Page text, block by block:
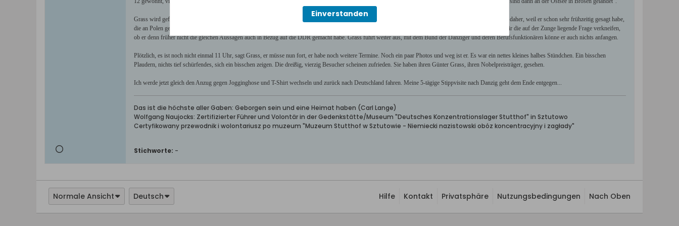
Grass wird gefragt, warum er in Deutschland umstritten sei. Das habe kürzlich der Apostolische Visitator Johannes Bieler angedeutet. Er antwortet, das käme daher, weil er schon sehr frühzeitig gesagt habe,
die an Polen gefallenen Gebiete seien für immer verloren. Er sei dafür eingetreten, die Grenzen anzuerkennen und sich mit Polen zu verständigen. Ich muss mir die auf der Zunge liegende Frage verkneifen,
ob er denn früher nicht die gleichen Aussagen auch in Bezug auf die DDR gemacht habe. Grass führt weiter aus, mit dem Bund der Danziger und deren Berufsfunktionären könne er auch nichts anfangen.
Plötzlich, es ist noch nicht einmal 11 Uhr, sagt Grass, er müsse nun fort, er habe noch weitere Termine. Noch ein paar Photos und weg ist er. Es war ein nettes kleines halbes Stündchen. Ein bisschen
Plaudern, nichts tief schürfendes, sich ein bisschen zeigen. Die dreißig, vierzig Besucher scheinen zufrieden. Sie haben ihren Günter Grass, ihren Nobelpreisträger, gesehen.
Ich werde jetzt gleich den Anzug gegen Jogginghose und T-Shirt wechseln und zurück nach Deutschland fahren. Meine 5-tägige Stippvisite nach Danzig geht dem Ende entgegen...
Das ist die höchste aller Gaben: Geborgen sein und eine Heimat haben (Carl Lange)
Wolfgang Naujocks: Zertifizierter Führer und Volontär in der Gedenkstätte/Museum "Deutsches Konzentrationslager Stutthof" in Sztutowo
Certyfikowany przewodnik i wolontariusz po muzeum "Muzeum Stutthof w Sztutowie - Niemiecki nazistowski obóz koncentracyjny i zagłady"
Stichworte: -
Normale Ansicht Deutsch Hilfe Kontakt Privatsphäre Nutzungsbedingungen Nach Oben
Einverstanden